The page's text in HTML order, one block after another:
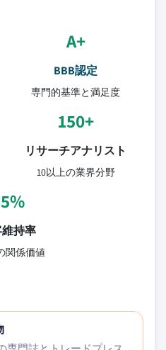
A+
BBB認定
専門的基準と満足度
150+
リサーチアナリスト
10以上の業界分野
持率
関係価値